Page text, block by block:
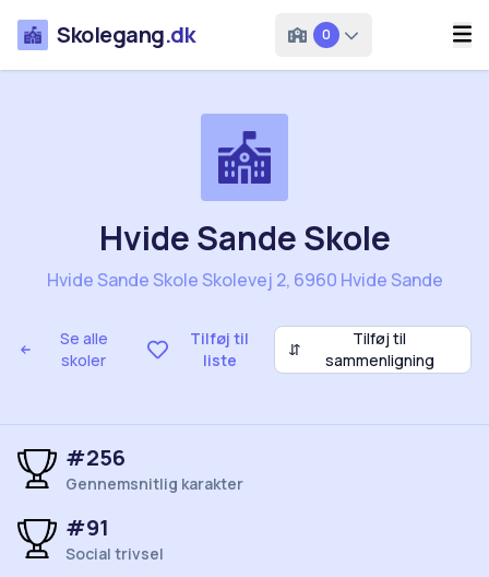
Skolegang.dk 0
Se alle
skoler
Tilføj til
liste
⇵
Tilføj til
sammenligning
Hvide Sande Skole
Hvide Sande Skole Skolevej 2, 6960 Hvide Sande
#256
Gennemsnitlig karakter
#91
Social trivsel